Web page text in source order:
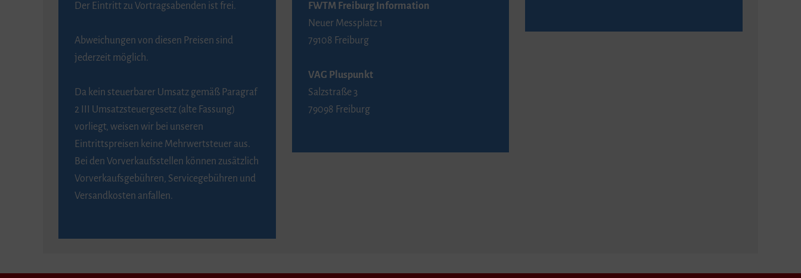
Der Eintritt zu Vortragsabenden ist frei.
Abweichungen von diesen Preisen sind
jederzeit möglich.
Da kein steuerbarer Umsatz gemäß Paragraf
2 III Umsatzsteuergesetz (alte Fassung)
vorliegt, weisen wir bei unseren
Eintrittspreisen keine Mehrwertsteuer aus.
Bei den Vorverkaufsstellen können zusätzlich
Vorverkaufsgebühren, Servicegebühren und
Versandkosten anfallen.
FWTM Freiburg Information
Neuer Messplatz 1
79108 Freiburg
VAG Pluspunkt
Salzstraße 3
79098 Freiburg